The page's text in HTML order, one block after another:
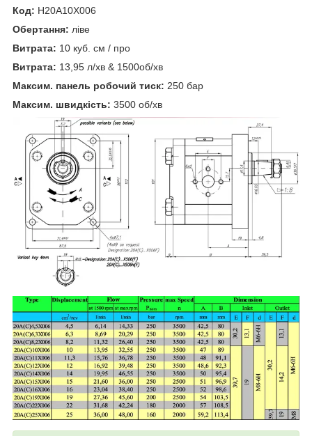
Код: H20A10X006
Обертання: ліве
Витрата: 10 куб. см / про
Витрата: 13,95 л/хв & 1500об/хв
Максим. панель робочий тиск: 250 бар
Максим. швидкість: 3500 об/хв